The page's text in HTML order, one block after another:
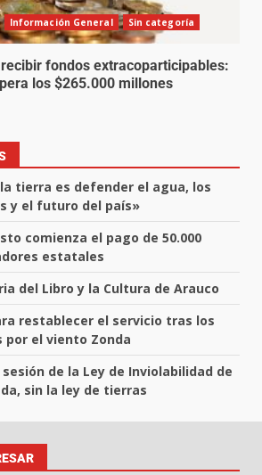
Información General Sin categoría
recibir fondos extracoparticipables:
los $265.000 millones
tierra es defender el agua, los
y el futuro del país»
comienza el pago de 50.000
estatales
del Libro y la Cultura de Arauco
restablecer el servicio tras los
por el viento Zonda
sesión de la Ley de Inviolabilidad de
sin la ley de tierras